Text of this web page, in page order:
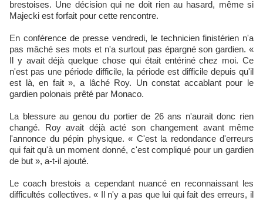
brestoises. Une décision qui ne doit rien au hasard, même si
Majecki est forfait pour cette rencontre.
En conférence de presse vendredi, le technicien finistérien n'a
pas mâché ses mots et n'a surtout pas épargné son gardien. «
Il y avait déjà quelque chose qui était entériné chez moi. Ce
n'est pas une période difficile, la période est difficile depuis qu'il
est là, en fait », a lâché Roy. Un constat accablant pour le
gardien polonais prêté par Monaco.​
La blessure au genou du portier de 26 ans n'aurait donc rien
changé. Roy avait déjà acté son changement avant même
l'annonce du pépin physique. « C'est la redondance d'erreurs
qui fait qu'à un moment donné, c'est compliqué pour un gardien
de but », a-t-il ajouté.​
Le coach brestois a cependant nuancé en reconnaissant les
difficultés collectives. « Il n'y a pas que lui qui fait des erreurs, il